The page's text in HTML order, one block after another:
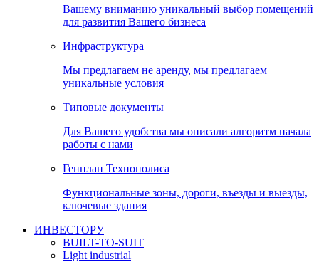
Вашему вниманию уникальный выбор помещений
для развития Вашего бизнеса
Инфраструктура
Мы предлагаем не аренду, мы предлагаем
уникальные условия
Типовые документы
Для Вашего удобства мы описали алгоритм начала
работы с нами
Генплан Технополиса
Функциональные зоны, дороги, въезды и выезды,
ключевые здания
ИНВЕСТОРУ
BUILT-TO-SUIT
Light industrial